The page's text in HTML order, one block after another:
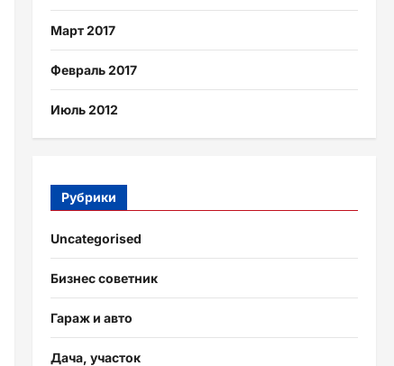
Март 2017
Февраль 2017
Июль 2012
Рубрики
Uncategorised
Бизнес советник
Гараж и авто
Дача, участок